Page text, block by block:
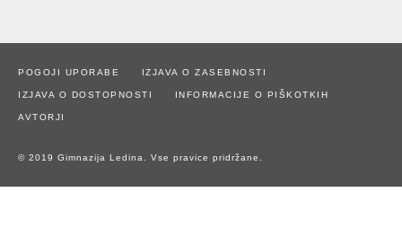
POGOJI UPORABE IZJAVA O ZASEBNOSTI
IZJAVA O DOSTOPNOSTI INFORMACIJE O PIŠKOTKIH
AVTORJI
© 2019 Gimnazija Ledina. Vse pravice pridržane.